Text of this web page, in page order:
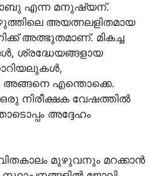
എന്ന മനുഷ്യന്.
അയത്നലളിതമായ
അത്ഭുതമാണ്. മികച്ച
ശ്രദ്ധേയങ്ങളായ
അങ്ങനെ എന്തൊക്കെ.
നിരീക്ഷക വേഷത്തില്‍
അദ്ദേഹം
മുഴുവനും മറക്കാന്‍